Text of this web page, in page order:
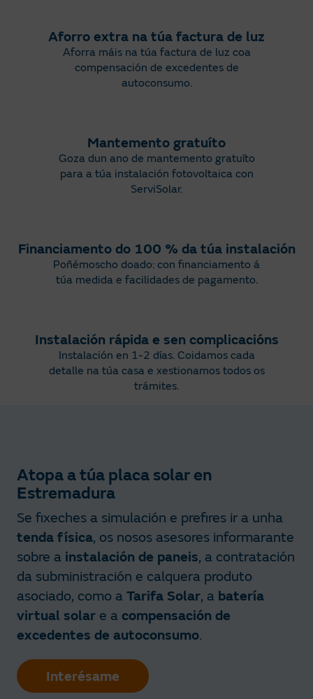
Aforro extra na túa factura de luz
Aforra máis na túa factura de luz coa
compensación de excedentes de
autoconsumo.
Mantemento gratuíto
Goza dun ano de mantemento gratuíto
para a túa instalación fotovoltaica con
ServiSolar.​
Financiamento do 100 % da túa instalación
Poñémoscho doado: con financiamento á
túa medida e facilidades de pagamento.
Instalación rápida e sen complicacións​
Instalación en 1-2 días. Coidamos cada
detalle na túa casa e xestionamos todos os
trámites.
Atopa a túa placa solar en
Estremadura
Se fixeches a simulación e prefires ir a unha
tenda física, os nosos asesores informarante
sobre a instalación de paneis, a contratación
da subministración e calquera produto
asociado, como a Tarifa Solar, a batería
virtual solar e a compensación de
excedentes de autoconsumo.
Interésame